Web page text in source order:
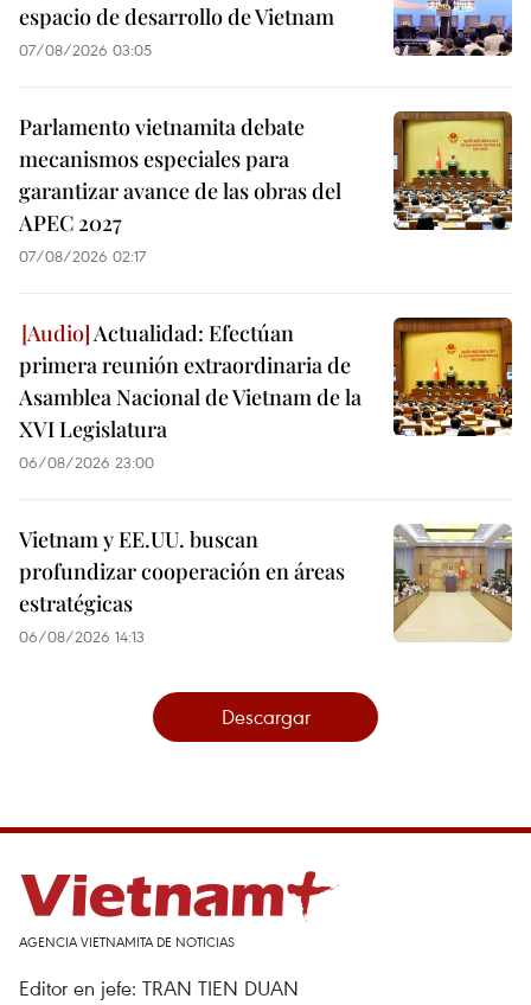
espacio de desarrollo de Vietnam
07/08/2026 03:05
Parlamento vietnamita debate
mecanismos especiales para
garantizar avance de las obras del
APEC 2027
07/08/2026 02:17
Actualidad: Efectúan
primera reunión extraordinaria de
Asamblea Nacional de Vietnam de la
XVI Legislatura
06/08/2026 23:00
Vietnam y EE.UU. buscan
profundizar cooperación en áreas
estratégicas
06/08/2026 14:13
Descargar
AGENCIA VIETNAMITA DE NOTICIAS
Editor en jefe: TRAN TIEN DUAN